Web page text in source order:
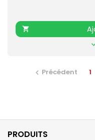
une peau

 Précédent 1
PRODUITS